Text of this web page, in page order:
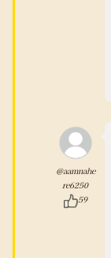
@aamnahe
re6250
59